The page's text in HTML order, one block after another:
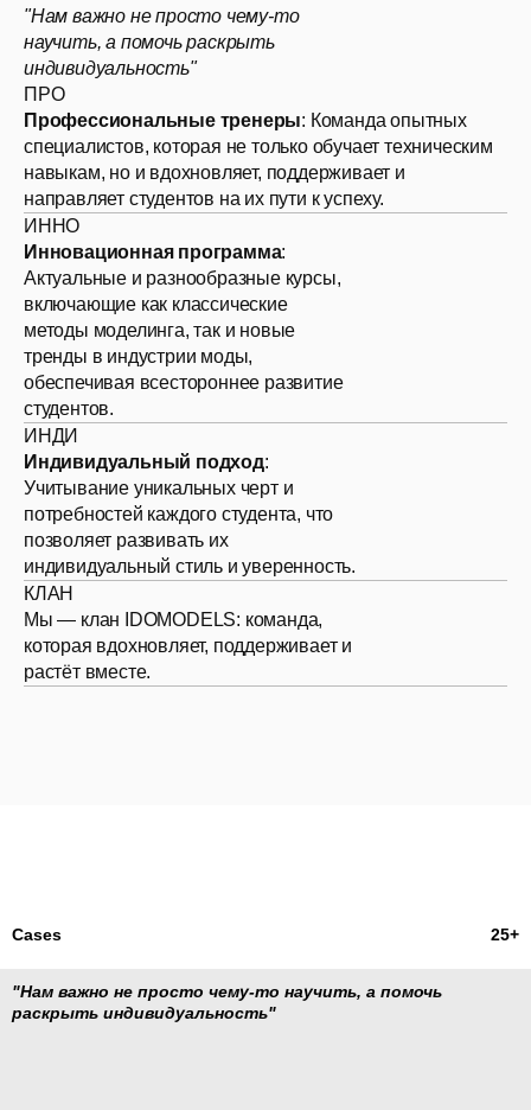
"Нам важно не просто чему-то
научить, а помочь раскрыть
индивидуальность"
ПРО
Профессиональные тренеры: Команда опытных
специалистов, которая не только обучает техническим
навыкам, но и вдохновляет, поддерживает и
направляет студентов на их пути к успеху.
ИННО
Инновационная программа:
Актуальные и разнообразные курсы,
включающие как классические
методы моделинга, так и новые
тренды в индустрии моды,
обеспечивая всестороннее развитие
студентов.
ИНДИ
Индивидуальный подход:
Учитывание уникальных черт и
потребностей каждого студента, что
позволяет развивать их
индивидуальный стиль и уверенность.
КЛАН
Мы — клан IDOMODELS: команда,
которая вдохновляет, поддерживает и
растёт вместе.
Cases 25+
"Нам важно не просто чему-то научить, а помочь
раскрыть индивидуальность"